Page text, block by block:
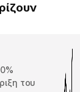
του